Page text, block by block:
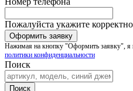
Пожалуйста укажите корректно
Нажимая на кнопку "Оформить заявку", я
политики конфиденциальности
Поиск